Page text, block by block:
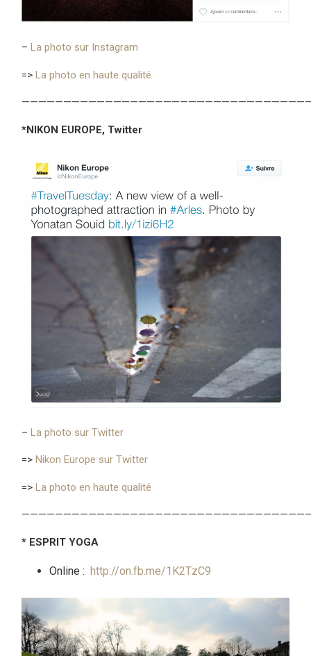
– La photo sur Instagram
=>La photo en haute qualité
*NIKON EUROPE, Twitter
–La photo sur Twitter
=>Nikon Europe sur Twitter
=>La photo en haute qualité
* ESPRIT YOGA
Online :http://on.fb.me/1K2TzC9